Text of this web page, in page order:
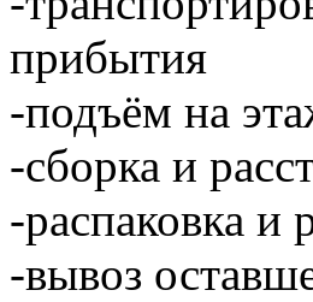
прибытия
-подъём на
-сборка и
-распаковка и
-вывоз